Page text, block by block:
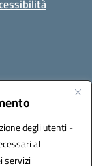
degli utenti -
al
servizi